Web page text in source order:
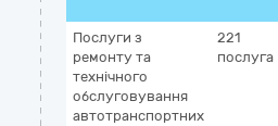
Послуги з
ремонту та
технічного
обслуговування
автотранспортних
221
послуга